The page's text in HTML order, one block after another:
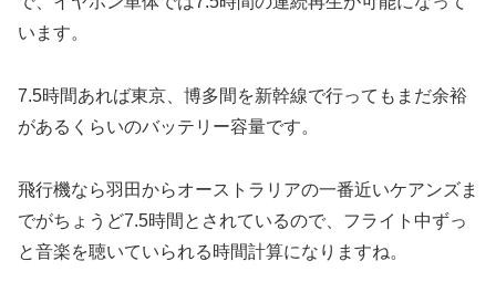
います。
7.5時間あれば東京、博多間を新幹線で行ってもまだ余裕
があるくらいのバッテリー容量です。
飛行機なら羽田からオーストラリアの一番近いケアンズま
でがちょうど7.5時間とされているので、フライト中ずっ
と音楽を聴いていられる時間計算になりますね。